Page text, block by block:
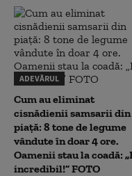
ADEVĂRUL
Cum au eliminat
cisnădienii samsarii din
piață: 8 tone de legume
vândute în doar 4 ore.
Oamenii stau la coadă:
incredibil!” FOTO